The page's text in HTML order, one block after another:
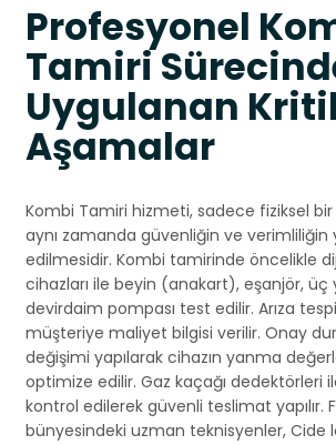
Profesyonel
Tamiri
Uygulanan
Aşamalar
Kombi Tamiri hizmeti, sadece fiziksel
aynı zamanda güvenliğin ve verimliliğin
edilmesidir. Kombi tamirinde öncelikle
cihazları ile beyin (anakart), eşanjör, üç
devirdaim pompası test edilir. Arıza
müşteriye maliyet bilgisi verilir. Onay
değişimi yapılarak cihazın yanma
optimize edilir. Gaz kaçağı dedektörleri
kontrol edilerek güvenli teslimat yapılır.
bünyesindeki uzman teknisyenler, Cide